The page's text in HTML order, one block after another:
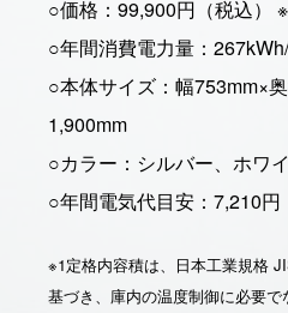
○価格：99,900円（税込）
○年間消費電力量：
○本体サイズ：幅753mm×
1,900mm
○カラー：シルバー、ホワ
○年間電気代目安：7,210円
※1定格内容積は、日本工業規格
基づき、庫内の温度制御に必要で